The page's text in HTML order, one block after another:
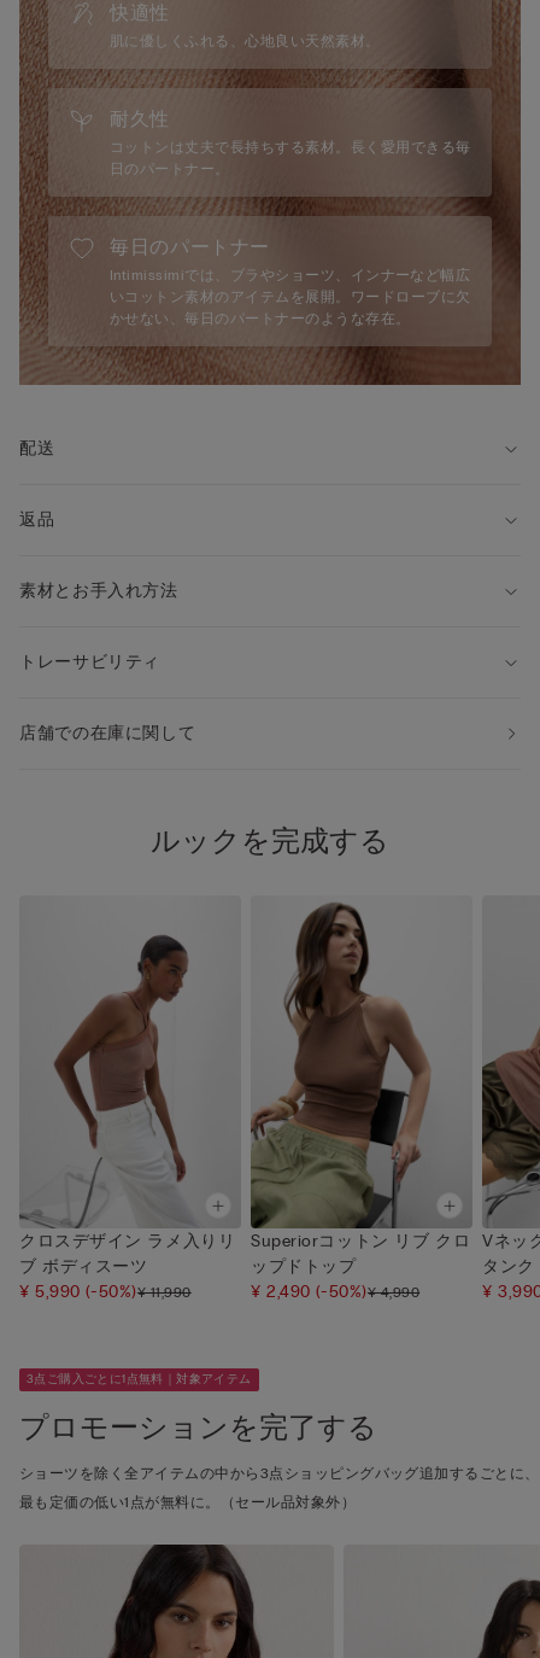
快適性
肌に優しくふれる、心地良い天然素材。
耐久性
コットンは丈夫で長持ちする素材。長く愛用できる毎
日のパートナー。
毎日のパートナー
Intimissimiでは、ブラやショーツ、インナーなど幅広
いコットン素材のアイテムを展開。ワードローブに欠
かせない、毎日のパートナーのような存在。
配送
返品
素材とお手入れ方法
トレーサビリティ
店舗での在庫に関して
ルックを完成する
クロスデザイン ラメ入りリ
ブ ボディスーツ
¥ 5,990(-50%)¥ 11,990
Superiorコットン リブ クロ
ップドトップ
¥ 2,490(-50%)¥ 4,990
Vネッ
タン
¥
3点ご購入ごとに1点無料｜対象アイテム
プロモーションを完了する
ショーツを除く全アイテムの中から3点ショッピングバッグ追加するごとに、
最も定価の低い1点が無料に。（セール品対象外）